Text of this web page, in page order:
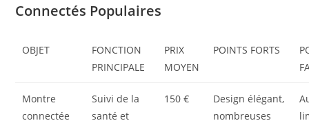
Connectés Populaires
OBJET
FONCTION
PRINCIPALE
PRIX
MOYEN
POINTS FORTS
Montre
connectée
Suivi de la
santé et
150 €
Design élégant,
nombreuses